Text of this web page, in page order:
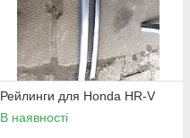
Рейлинги для Honda HR-V
В наявності